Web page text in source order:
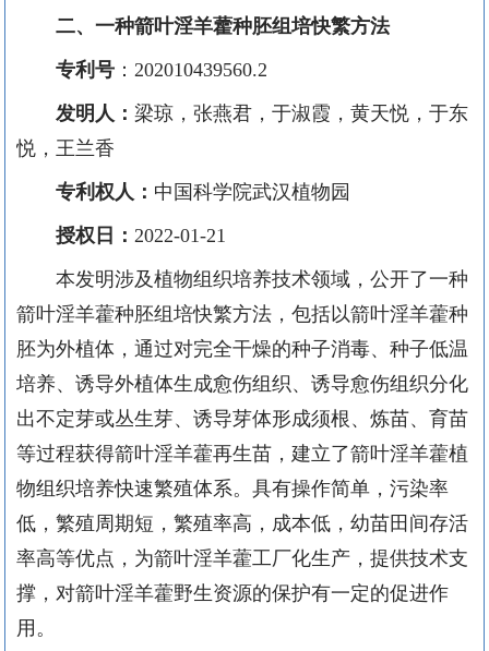
二、一种箭叶淫羊藿种胚组培快繁方法
专利号 ： 202010439560.2
发明人： 梁琼 ，张燕君，于淑霞，黄天悦，于东
悦，王兰香
专利权人： 中国科学院武汉植物园
授权日： 2022-01-21
本发明涉及植物组织培养技术领域，公开了一种
箭叶淫羊藿种胚组培快繁方法，包括以箭叶淫羊藿种
胚为外植体，通过对完全干燥的种子消毒、种子低温
培养、诱导外植体生成愈伤组织、诱导愈伤组织分化
出不定芽或丛生芽、诱导芽体形成须根、炼苗、育苗
等过程获得箭叶淫羊藿再生苗，建立了箭叶淫羊藿植
物组织培养快速繁殖体系。具有操作简单，污染率
低，繁殖周期短，繁殖率高，成本低，幼苗田间存活
率高等优点，为箭叶淫羊藿工厂化生产，提供技术支
撑，对箭叶淫羊藿野生资源的保护有一定的促进作
用。